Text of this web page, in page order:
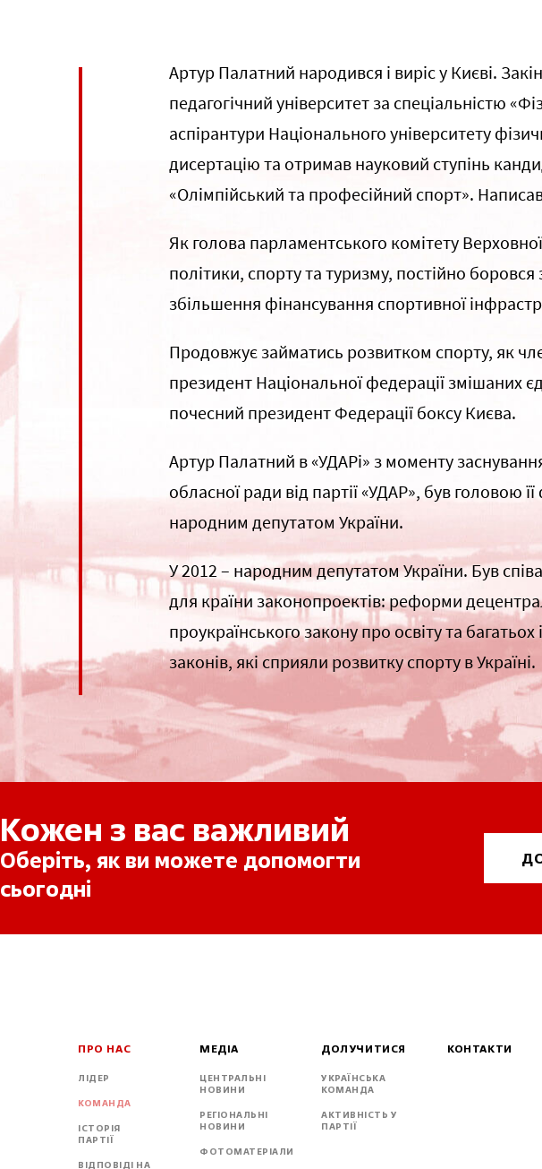
Артур Палатний народився і виріс у Києві.
педагогічний університет за спеціальністю
аспірантури Національного університету
дисертацію та отримав науковий ступінь
«Олімпійський та професійний спорт».
Як голова парламентського комітету
політики, спорту та туризму, постійно
збільшення фінансування спортивної
Продовжує займатись розвитком спорту, як
президент Національної федерації змішаних
почесний президент Федерації боксу Києва.
Артур Палатний в «УДАРі» з моменту
обласної ради від партії «УДАР», був головою
народним депутатом України.
У 2012 – народним депутатом України. Був
для країни законопроектів: реформи
проукраїнського закону про освіту та
законів, які сприяли розвитку спорту в Україні.
Кожен з вас важливий
Оберіть, як ви можете допомогти
сьогодні
ПРО НАС
ЛІДЕР
КОМАНДА
ІСТОРІЯ
ПАРТІЇ
ВІДПОВІДІ НА
МЕДІА
ЦЕНТРАЛЬНІ
НОВИНИ
РЕГІОНАЛЬНІ
НОВИНИ
ФОТОМАТЕРІАЛИ
ДОЛУЧИТИСЯ
УКРАЇНСЬКА
КОМАНДА
АКТИВНІСТЬ У
ПАРТІЇ
КОНТАКТИ